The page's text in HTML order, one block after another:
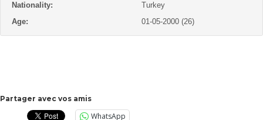
Nationality:
Turkey
Age:
01-05-2000 (26)
Partager avec vos amis
WhatsApp